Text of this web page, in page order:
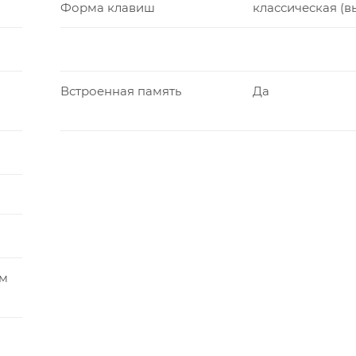
Форма клавиш классическая
Встроенная память Да